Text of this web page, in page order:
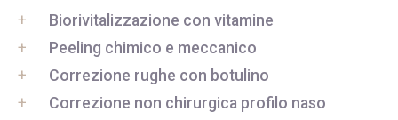
Biorivitalizzazione con vitamine
Peeling chimico e meccanico
Correzione rughe con botulino
Correzione non chirurgica profilo naso